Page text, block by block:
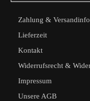
Zahlung &
Lieferzeit
Kontakt
Widerrufsrecht &
Impressum
Unsere AGB